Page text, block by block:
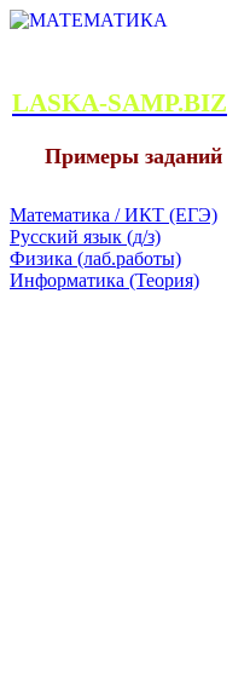
LASKA-SAMP.BIZ
Примеры заданий
Математика / ИКТ (ЕГЭ)
Русский язык (д/з)
Физика (лаб.работы)
Информатика (Теория)